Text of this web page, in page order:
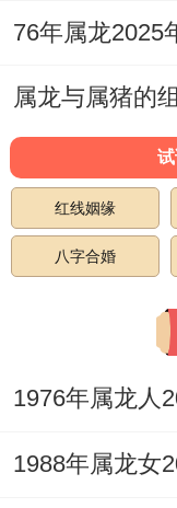
有部分丙辰龙 -
单身者而言、
上升，有机会
大家可能不知
~丙辰龙（76年
【天喜】增加
寓意感情巩固
3：多靠近吉方
红线姻缘
八字合婚